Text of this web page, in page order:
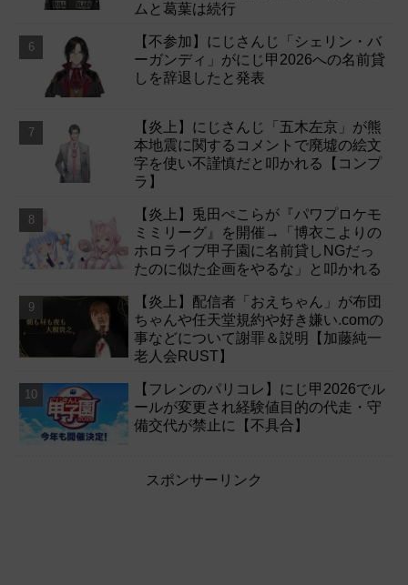
ムと葛葉は続行
【不参加】にじさんじ「シェリン・バ
ーガンディ」がにじ甲2026への名前貸
しを辞退したと発表
【炎上】にじさんじ「五木左京」が熊
本地震に関するコメントで廃墟の絵文
字を使い不謹慎だと叩かれる【コンプ
ラ】
【炎上】兎田ぺこらが『パワプロケモ
ミミリーグ』を開催→「博衣こよりの
ホロライブ甲子園に名前貸しNGだっ
たのに似た企画をやるな」と叩かれる
【炎上】配信者「おえちゃん」が布団
ちゃんや任天堂規約や好き嫌い.comの
事などについて謝罪＆説明【加藤純一
老人会RUST】
【フレンのパリコレ】にじ甲2026でル
ールが変更され経験値目的の代走・守
備交代が禁止に【不具合】
スポンサーリンク